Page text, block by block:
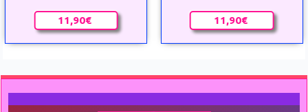
11,90€ 11,90€